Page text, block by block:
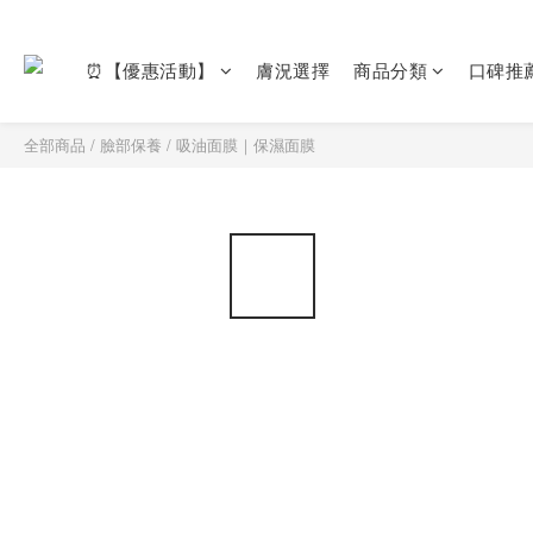
⏰【優惠活動】 膚況選擇 商品分類 口碑推
全部商品 / 臉部保養 / 吸油面膜｜保濕面膜